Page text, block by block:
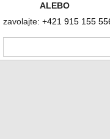
ALEBO
zavolajte: +421 915 155